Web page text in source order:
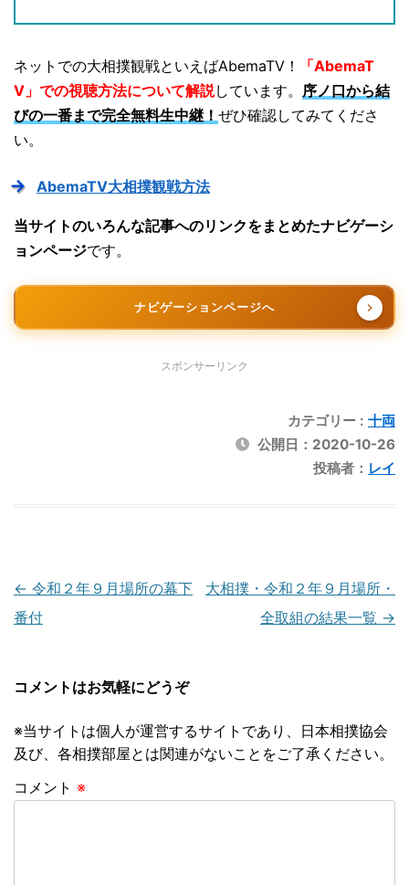
ネットでの大相撲観戦といえばAbemaTV！
「AbemaT
V」での視聴方法について解説しています。 序ノ口から結
びの一番まで完全無料生中継！ ぜひ確認してみてくださ
い。
AbemaTV大相撲観戦方法
当サイトのいろんな記事へのリンクをまとめたナビゲーシ
ョンページです。
ナビゲーションページへ
スポンサーリンク
カテゴリー : 十両
公開日： 2020-10-26
投稿者： レイ
投
稿
ー
シ
ョ
← 令和２年９月場所の幕下
番付
大相撲・令和２年９月場所・
全取組の結果一覧 →
コメントはお気軽にどうぞ
※当サイトは個人が運営するサイトであり、日本相撲協会
及び、各相撲部屋とは関連がないことをご了承ください。
コメント ※